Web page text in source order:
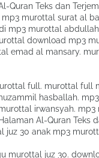
Quran Teks dan
murottal surat al
mp3 murottal
download mp3
emad al mansary.
full. murottal full
hasballah.
irwansyah.
Al-Quran Teks
juz 30 anak mp3
murottal juz 30.